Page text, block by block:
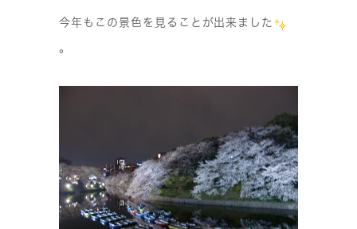
今年もこの景色を見ることが出来ました
。